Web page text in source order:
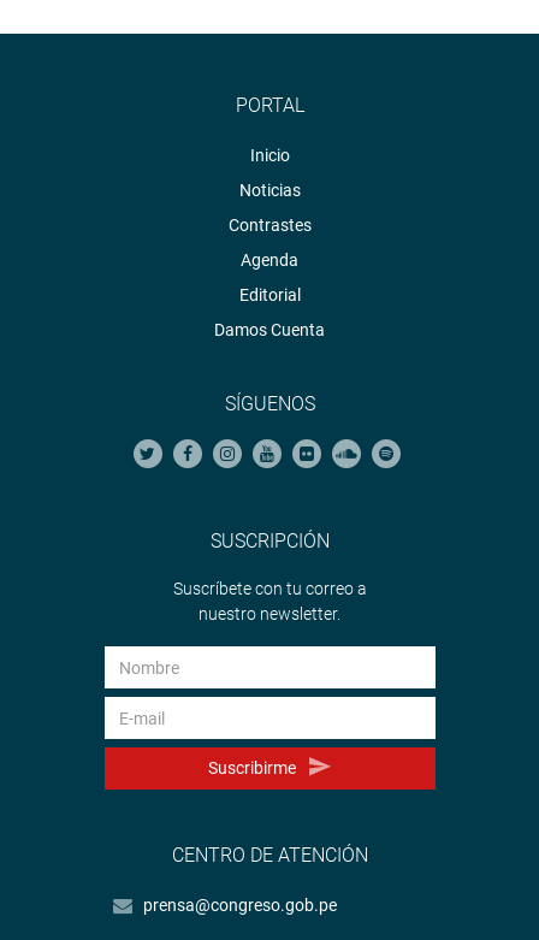
PORTAL
Inicio
Noticias
Contrastes
Agenda
Editorial
Damos Cuenta
SÍGUENOS
SUSCRIPCIÓN
Suscríbete con tu correo a
nuestro newsletter.
Suscribirme
CENTRO DE ATENCIÓN
prensa@congreso.gob.pe